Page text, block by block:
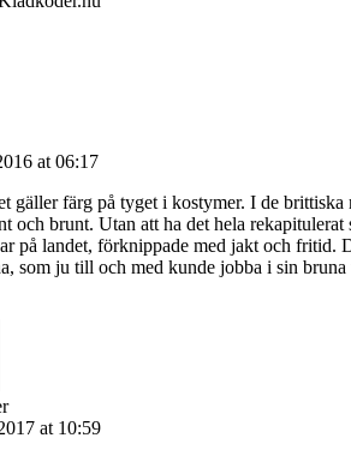
at 06:17
gäller färg på tyget i kostymer. I de
och brunt. Utan att ha det hela
på landet, förknippade med jakt och fritid.
som ju till och med kunde jobba i sin
at 10:59